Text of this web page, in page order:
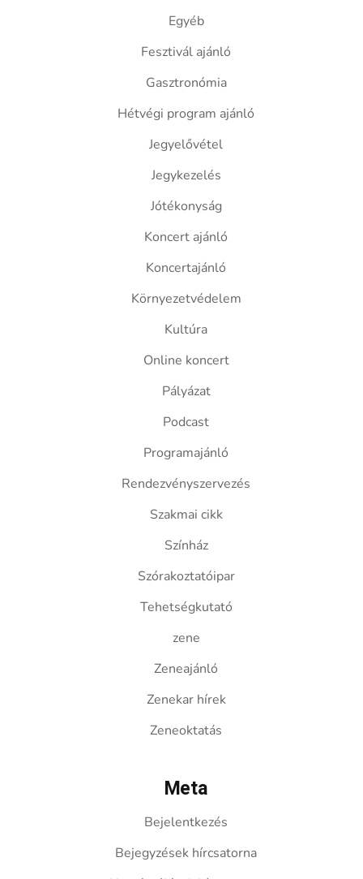
Egyéb
Fesztivál ajánló
Gasztronómia
Hétvégi program ajánló
Jegyelővétel
Jegykezelés
Jótékonyság
Koncert ajánló
Koncertajánló
Környezetvédelem
Kultúra
Online koncert
Pályázat
Podcast
Programajánló
Rendezvényszervezés
Szakmai cikk
Színház
Szórakoztatóipar
Tehetségkutató
zene
Zeneajánló
Zenekar hírek
Zeneoktatás
Meta
Bejelentkezés
Bejegyzések hírcsatorna